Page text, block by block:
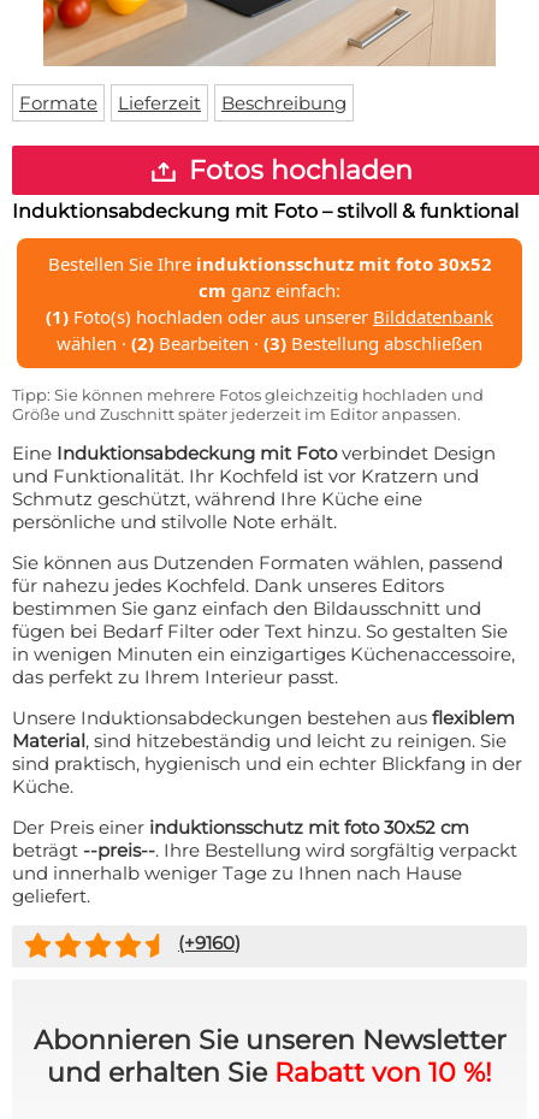
Fußmatte
Bodenmatte
Custom skateboard deck
Über uns
Lieferzeiten
Login
WhatsApp
Formate Lieferzeit Beschreibung
Fotos hochladen
Induktionsabdeckung mit Foto – stilvoll & funktional
Bestellen Sie Ihre induktionsschutz mit foto 30x52
cm ganz einfach:
(1) Foto(s) hochladen oder aus unserer Bilddatenbank
wählen · (2) Bearbeiten · (3) Bestellung abschließen
Tipp: Sie können mehrere Fotos gleichzeitig hochladen und
Größe und Zuschnitt später jederzeit im Editor anpassen.
Eine Induktionsabdeckung mit Fotoverbindet Design
und Funktionalität. Ihr Kochfeld ist vor Kratzern und
Schmutz geschützt, während Ihre Küche eine
persönliche und stilvolle Note erhält.
Sie können aus Dutzenden Formaten wählen, passend
für nahezu jedes Kochfeld. Dank unseres Editors
bestimmen Sie ganz einfach den Bildausschnitt und
fügen bei Bedarf Filter oder Text hinzu. So gestalten Sie
in wenigen Minuten ein einzigartiges Küchenaccessoire,
das perfekt zu Ihrem Interieur passt.
Unsere Induktionsabdeckungen bestehen aus flexiblem
Material, sind hitzebeständig und leicht zu reinigen. Sie
sind praktisch, hygienisch und ein echter Blickfang in der
Küche.
Der Preis einer induktionsschutz mit foto 30x52 cm
beträgt --preis--. Ihre Bestellung wird sorgfältig verpackt
und innerhalb weniger Tage zu Ihnen nach Hause
geliefert.
(+9160)
Abonnieren Sie unseren Newsletter
und erhalten Sie Rabatt von 10 %!